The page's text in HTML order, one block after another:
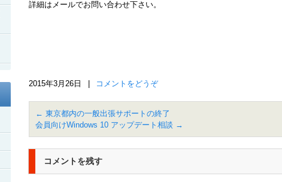
詳細はメールでお問い合わせ下さい。
2015年3月26日 コメントをどうぞ
← 東京都内の一般出張サポートの終了
会員向けWindows 10 アップデート相談 →
コメントを残す